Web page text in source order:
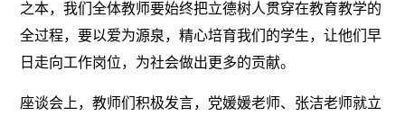
之本，我们全体教师要始终把立德树人贯穿在教育教学的
全过程，要以爱为源泉，精心培育我们的学生，让他们早
日走向工作岗位，为社会做出更多的贡献。
座谈会上，教师们积极发言，党媛媛老师、张洁老师就立